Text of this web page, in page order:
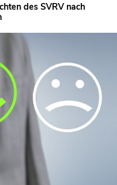
des SVRV nach